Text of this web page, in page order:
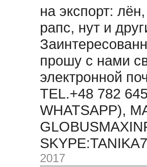
на экспорт:
рапс, нут и
прошу с нами
электронной
TEL.+48 782
WHATSAPP),
2017